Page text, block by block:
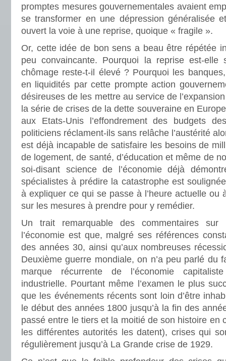
promptes mesures gouvernementales avaient
se transformer en une dépression généralisée
ouvert la voie à une reprise, quoique « fragile ».
Or, cette idée de bon sens a beau être répétée
peu convaincante. Pourquoi la reprise est-
chômage reste-t-il élevé ? Pourquoi les
en liquidités par cette prompte action
désireuses de les mettre au service de
la série de crises de la dette souveraine en
aux Etats-Unis l’effondrement des budgets
politiciens réclament-ils sans relâche l’austérité
est déjà incapable de satisfaire les besoins de
de logement, de santé, d’éducation et même de
soi-disant science de l’économie déjà
spécialistes à prédire la catastrophe est
à expliquer ce qui se passe à l’heure actuelle ou
sur les mesures à prendre pour y remédier.
Un trait remarquable des commentaires
l’économie est que, malgré ses références
des années 30, ainsi qu’aux nombreuses
Deuxième guerre mondiale, on n’a peu parlé du
marque récurrente de l’économie
industrielle. Pourtant même l’examen le plus
que les événements récents sont loin d’être
le début des années 1800 jusqu’à la fin des
passé entre le tiers et la moitié de son histoire en
les différentes autorités les datent), crises qui
régulièrement jusqu’à La Grande crise de 1929.